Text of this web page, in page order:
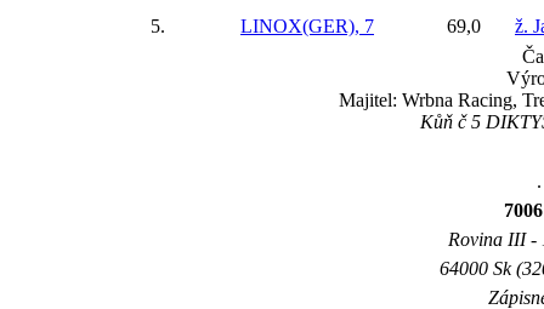
5. LINOX(GER), 7 69,0
ž.
Majitel: Wrbna Racing,
Kůň č 5
Rovina III -
64000 Sk